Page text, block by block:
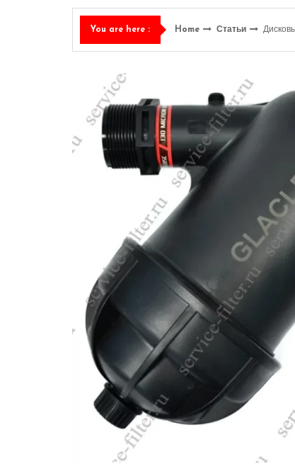
You are here : Home Статьи